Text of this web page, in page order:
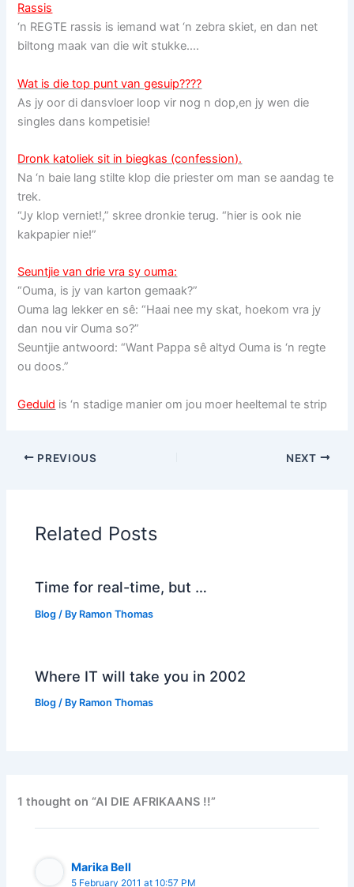
Rassis
‘n REGTE rassis is iemand wat ‘n zebra skiet, en dan net
biltong maak van die wit stukke….
Wat is die top punt van gesuip????
As jy oor di dansvloer loop vir nog n dop,en jy wen die
singles dans kompetisie!
Dronk katoliek sit in biegkas (confession).
Na ‘n baie lang stilte klop die priester om man se aandag te
trek.
“Jy klop verniet!,” skree dronkie terug. “hier is ook nie
kakpapier nie!”
Seuntjie van drie vra sy ouma:
“Ouma, is jy van karton gemaak?”
Ouma lag lekker en sê: “Haai nee my skat, hoekom vra jy
dan nou vir Ouma so?”
Seuntjie antwoord: “Want Pappa sê altyd Ouma is ‘n regte
ou doos.”
Geduld is ‘n stadige manier om jou moer heeltemal te strip
PREVIOUS NEXT
Related Posts
Time for real-time, but …
Blog / By Ramon Thomas
Where IT will take you in 2002
Blog / By Ramon Thomas
1 thought on “AI DIE AFRIKAANS !!”
Marika Bell
5 February 2011 at 10:57 PM